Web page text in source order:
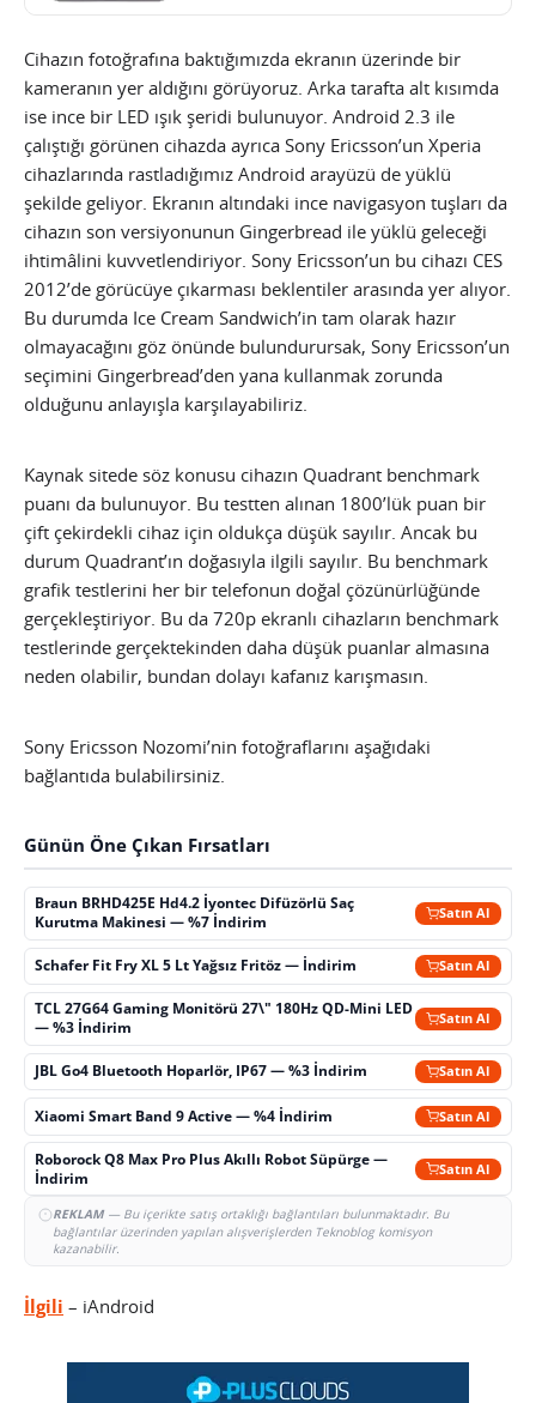
Cihazın fotoğrafına baktığımızda ekranın üzerinde bir
kameranın yer aldığını görüyoruz. Arka tarafta alt kısımda
ise ince bir LED ışık şeridi bulunuyor. Android 2.3 ile
çalıştığı görünen cihazda ayrıca Sony Ericsson’un Xperia
cihazlarında rastladığımız Android arayüzü de yüklü
şekilde geliyor. Ekranın altındaki ince navigasyon tuşları da
cihazın son versiyonunun Gingerbread ile yüklü geleceği
ihtimâlini kuvvetlendiriyor. Sony Ericsson’un bu cihazı CES
2012’de görücüye çıkarması beklentiler arasında yer alıyor.
Bu durumda Ice Cream Sandwich’in tam olarak hazır
olmayacağını göz önünde bulundurursak, Sony Ericsson’un
seçimini Gingerbread’den yana kullanmak zorunda
olduğunu anlayışla karşılayabiliriz.
Kaynak sitede söz konusu cihazın Quadrant benchmark
puanı da bulunuyor. Bu testten alınan 1800’lük puan bir
çift çekirdekli cihaz için oldukça düşük sayılır. Ancak bu
durum Quadrant’ın doğasıyla ilgili sayılır. Bu benchmark
grafik testlerini her bir telefonun doğal çözünürlüğünde
gerçekleştiriyor. Bu da 720p ekranlı cihazların benchmark
testlerinde gerçektekinden daha düşük puanlar almasına
neden olabilir, bundan dolayı kafanız karışmasın.
Sony Ericsson Nozomi’nin fotoğraflarını aşağıdaki
bağlantıda bulabilirsiniz.
Günün Öne Çıkan Fırsatları
Braun BRHD425E Hd4.2 İyontec Difüzörlü Saç
Kurutma Makinesi — %7 İndirim
Satın Al
Schafer Fit Fry XL 5 Lt Yağsız Fritöz — İndirim Satın Al
TCL 27G64 Gaming Monitörü 27\" 180Hz QD-Mini LED
— %3 İndirim
Satın Al
JBL Go4 Bluetooth Hoparlör, IP67 — %3 İndirim Satın Al
Xiaomi Smart Band 9 Active — %4 İndirim Satın Al
Roborock Q8 Max Pro Plus Akıllı Robot Süpürge —
İndirim
Satın Al
REKLAM— Bu içerikte satış ortaklığı bağlantıları bulunmaktadır. Bu
bağlantılar üzerinden yapılan alışverişlerden Teknoblog komisyon
kazanabilir.
İlgili – iAndroid